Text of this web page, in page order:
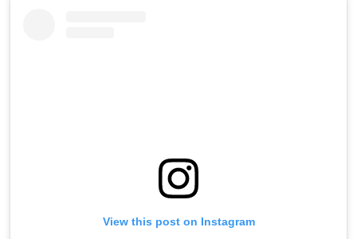
View this post on Instagram